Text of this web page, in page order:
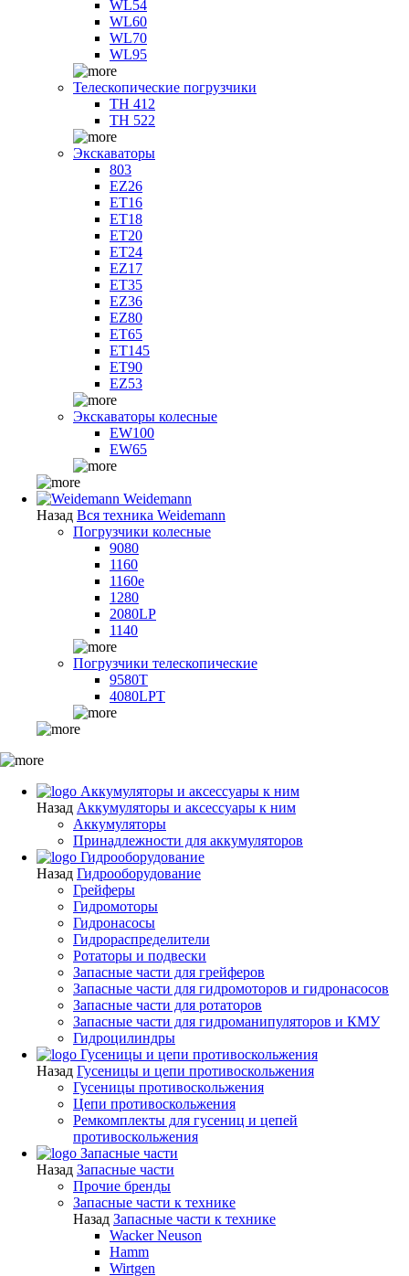
WL54
WL60
WL70
WL95
Телескопические погрузчики
TH 412
TH 522
Экскаваторы
803
EZ26
ET16
ET18
ET20
ET24
EZ17
ET35
EZ36
EZ80
ET65
ET145
ET90
EZ53
Экскаваторы колесные
EW100
EW65
Weidemann
Назад Вся техника Weidemann
Погрузчики колесные
9080
1160
1160e
1280
2080LP
1140
Погрузчики телескопические
9580T
4080LPT
Аккумуляторы и аксессуары к ним
Назад Аккумуляторы и аксессуары к ним
Аккумуляторы
Принадлежности для аккумуляторов
Гидрооборудование
Назад Гидрооборудование
Грейферы
Гидромоторы
Гидронасосы
Гидрораспределители
Ротаторы и подвески
Запасные части для грейферов
Запасные части для гидромоторов и гидронасосов
Запасные части для ротаторов
Запасные части для гидроманипуляторов и КМУ
Гидроцилиндры
Гусеницы и цепи противоскольжения
Назад Гусеницы и цепи противоскольжения
Гусеницы противоскольжения
Цепи противоскольжения
Ремкомплекты для гусениц и цепей
противоскольжения
Запасные части
Назад Запасные части
Прочие бренды
Запасные части к технике
Назад Запасные части к технике
Wacker Neuson
Hamm
Wirtgen